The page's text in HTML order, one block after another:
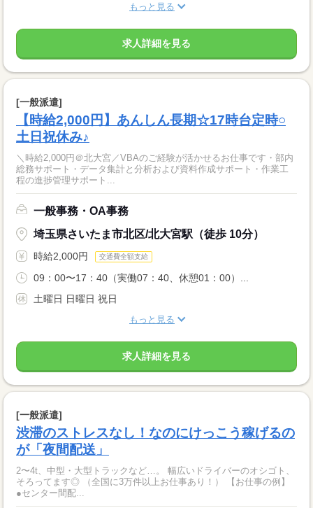
もっと見る
求人詳細を見る
[一般派遣]
【時給2,000円】あんしん長期☆17時台定時○
土日祝休み♪
＼時給2,000円＠北大宮／VBAのご経験が活かせるお仕事です・部内
総務サポート・データ集計と分析および資料作成サポート・作業工
程の進捗管理サポート...
一般事務・OA事務
埼玉県さいたま市北区/北大宮駅（徒歩 10分）
時給2,000円 交通費全額支給
09：00〜17：40（実働07：40、休憩01：00）...
土曜日 日曜日 祝日
もっと見る
求人詳細を見る
[一般派遣]
渋滞のストレスなし！なのにけっこう稼げるの
が「夜間配送」
2〜4t、中型・大型トラックなど…。 幅広いドライバーのオシゴト、
そろってます◎ （全国に3万件以上お仕事あり！） 【お仕事の例】
●センター間配...